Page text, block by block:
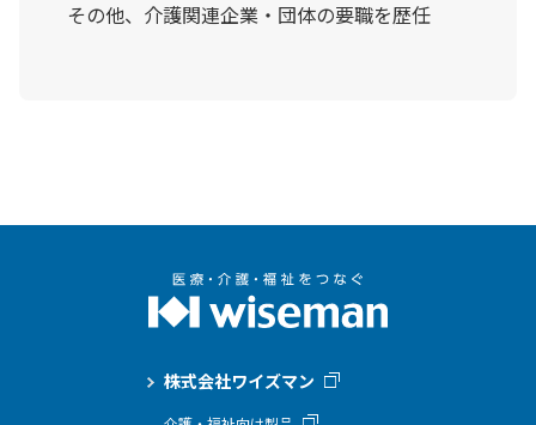
その他、介護関連企業・団体の要職を歴任
株式会社ワイズマン